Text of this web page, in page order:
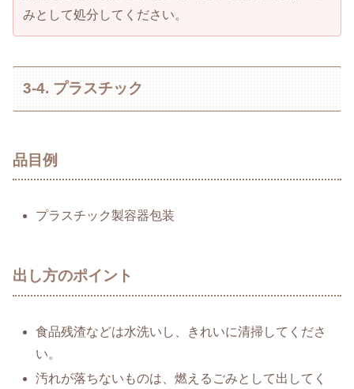
みとして処分してください。
3-4. プラスチック
品目例
プラスチック製容器包装
出し方のポイント
食品残渣などは水洗いし、きれいに清掃してくださ
い。
汚れが落ちないものは、燃えるごみとして出してく